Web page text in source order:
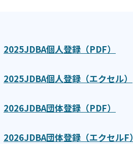
2025JDBA個人登録（PDF）
2025JDBA個人登録（エクセル）
2026JDBA団体登録（PDF）
2026JDBA団体登録（エクセルF）